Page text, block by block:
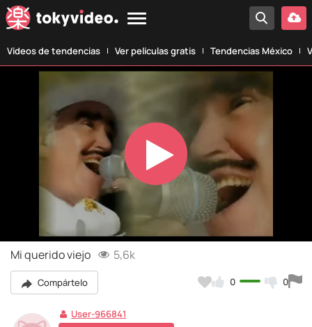
Vídeos de tendencias Ver películas gratis Tendencias México
Play
Video
Mi querido viejo 5,6k
Compártelo 0 0
User-966841